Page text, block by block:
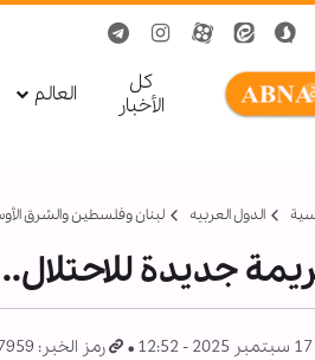
کل
الأخبار
العالم
الدول العربیه لبنان وفلسطين والشرق
جديدة
17 سبتمبر 2025 - 12:52 رمز الخبر: 1727959